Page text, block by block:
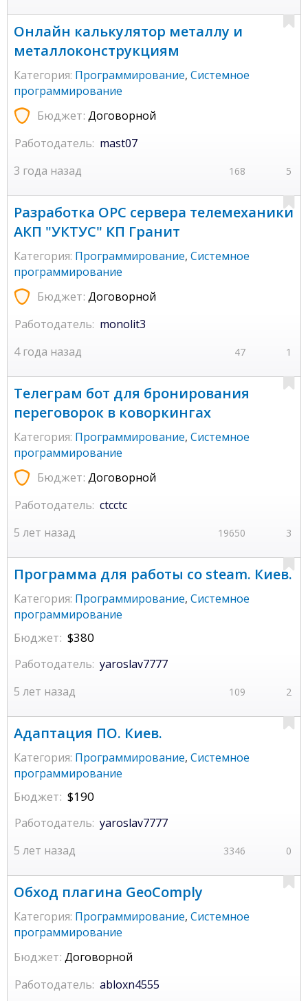
Онлайн калькулятор металлу и
металлоконструкциям
Категория: Программирование, Системное
программирование
Бюджет: Договорной
168 5
3 года назад
Работодатель: mast07
Разработка ОРС сервера телемеханики
АКП "УКТУС" КП Гранит
Категория: Программирование, Системное
программирование
Бюджет: Договорной
47 1
4 года назад
Работодатель: monolit3
Телеграм бот для бронирования
переговорок в коворкингах
Категория: Программирование, Системное
программирование
Бюджет: Договорной
19650 3
5 лет назад
Работодатель: ctcctc
Программа для работы со steam. Киев.
Категория: Программирование, Системное
программирование
Бюджет: $380
109 2
5 лет назад
Работодатель: yaroslav7777
Адаптация ПО. Киев.
Категория: Программирование, Системное
программирование
Бюджет: $190
3346 0
5 лет назад
Работодатель: yaroslav7777
Обход плагина GeoComply
Категория: Программирование, Системное
программирование
Бюджет: Договорной
Работодатель: abloxn4555